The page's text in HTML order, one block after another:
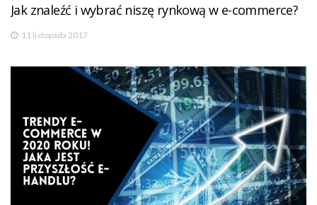
Jak znaleźć i wybrać niszę rynkową w e-commerce?
11 listopada 2017